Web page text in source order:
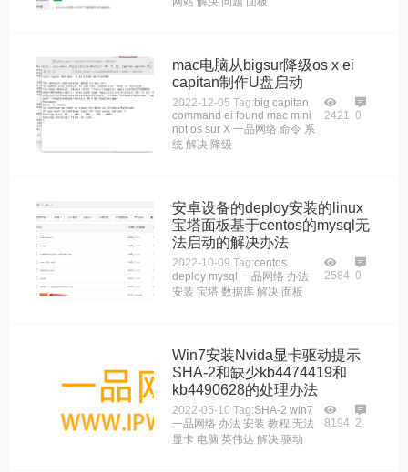
mac电脑从bigsur降级os x ei
capitan制作U盘启动
2022-12-05 Tag: big capitan
command ei found mac mini
not os sur X 一品网络 命令 系
统 解决 降级
2421 0
安卓设备的deploy安装的linux
宝塔面板基于centos的mysql无
法启动的解决办法
2022-10-09 Tag:centos
deploy mysql 一品网络 办法
安装 宝塔 数据库 解决 面板
2584 0
Win7安装Nvida显卡驱动提示
SHA-2和缺少kb4474419和
kb4490628的处理办法
2022-05-10 Tag:SHA-2 win7
一品网络 办法 安装 教程 无法
显卡 电脑 英伟达 解决 驱动
8194 2